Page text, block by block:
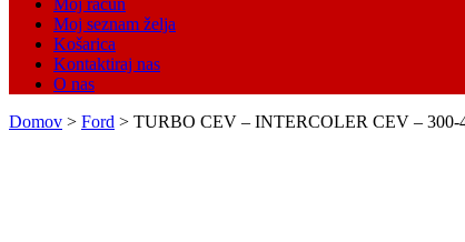
Moj račun
Moj seznam želja
Košarica
Kontaktiraj nas
O nas
Domov > Ford > TURBO CEV – INTERCOLER CEV – 300-